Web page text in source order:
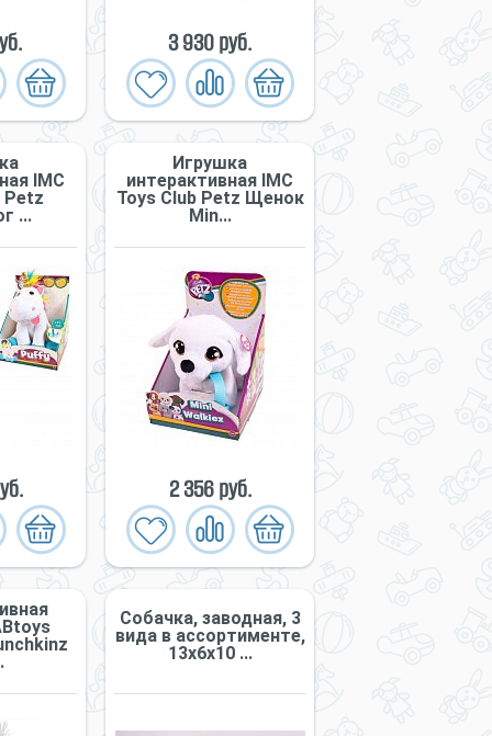
3 930 руб.
IMC
Petz
...
Игрушка
интерактивная IMC
Toys Club Petz Щенок
Min...
2 356 руб.
Собачка, заводная, 3
вида в ассортименте,
13х6х10 ...